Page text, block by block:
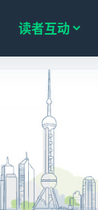
读者互动